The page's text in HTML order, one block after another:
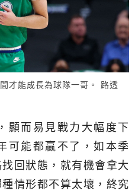
才能成長為球隊一哥。 路透
顯而易見戰力大幅度下
可能都贏不了，如本季
回狀態，就有機會拿大
情形都不算太壞，終究